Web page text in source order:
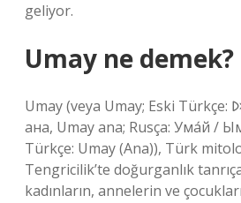
geliyor.
Umay ne demek?
Umay (veya Umay; Eski Türkçe: 𐰆𐰢𐰖; Kazakça: Ұмай
aна, Umay ana; Rusça: Ума́й /
Türkçe: Umay (Ana)), Türk
Tengricilik’te doğurganlık
kadınların, annelerin ve